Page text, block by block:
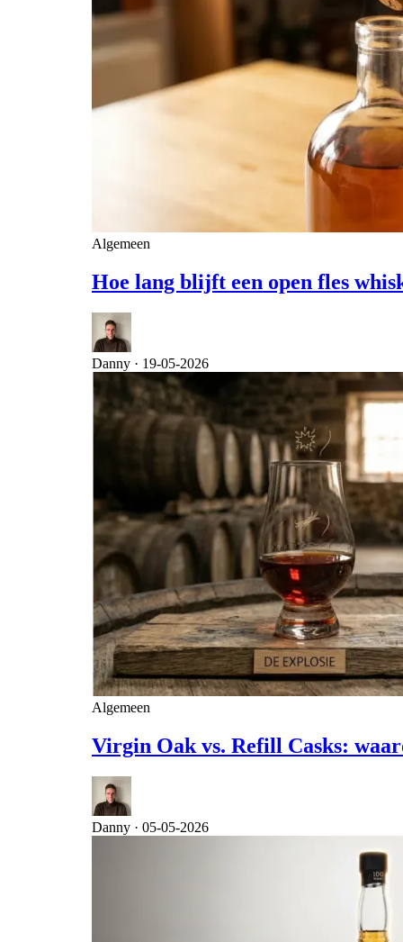
Algemeen
Hoe lang blijft een open fles
Danny · 19-05-2026
Algemeen
Virgin Oak vs. Refill Casks:
Danny · 05-05-2026